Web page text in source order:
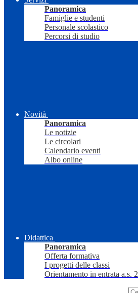
Panoramica
Famiglie e studenti
Personale scolastico
Percorsi di studio
Novità
Panoramica
Le notizie
Le circolari
Calendario eventi
Albo online
Didattica
Panoramica
Offerta formativa
I progetti delle classi
Orientamento in entrata a.s.